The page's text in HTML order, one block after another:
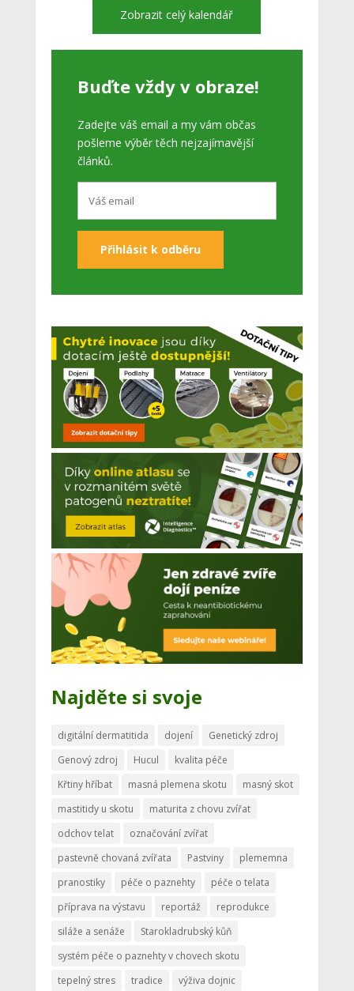
Zobrazit celý kalendář
Buďte vždy v obraze!
Zadejte váš email a my vám občas
pošleme výběr těch nejzajímavější
článků.
Najděte si svoje
digitální dermatitida dojení
Genetický zdroj
Genový zdroj
Hucul
kvalita péče
Křtiny hříbat
masná plemena skotu
masný skot
mastitidy u skotu
maturita z chovu zvířat
odchov telat
označování zvířat
pastevně chovaná zvířata
Pastviny
plememna
pranostiky
péče o paznehty
péče o telata
příprava na výstavu
reportáž
reprodukce
siláže a senáže
Starokladrubský kůň
systém péče o paznehty v chovech skotu
tepelný stres
tradice výživa dojnic